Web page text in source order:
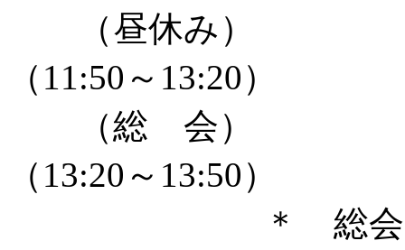
（昼
（11:50～13:20）
（総
（13:20～13:50）
＊ 総会の議題